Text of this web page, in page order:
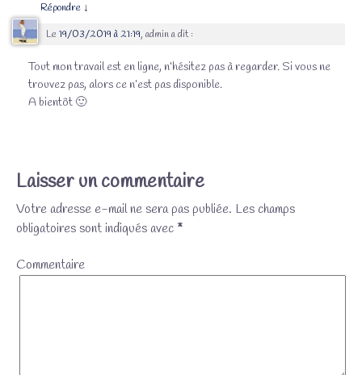
Répondre ↓
Le19/03/2019 à 21:19, admina dit :
Tout mon travail est en ligne, n’hésitez pas à regarder. Si vous ne
trouvez pas, alors ce n’est pas disponible.
A bientôt 🙂
Laisser un commentaire
Votre adresse e-mail ne sera pas publiée. Les champs
obligatoires sont indiqués avec *
Commentaire